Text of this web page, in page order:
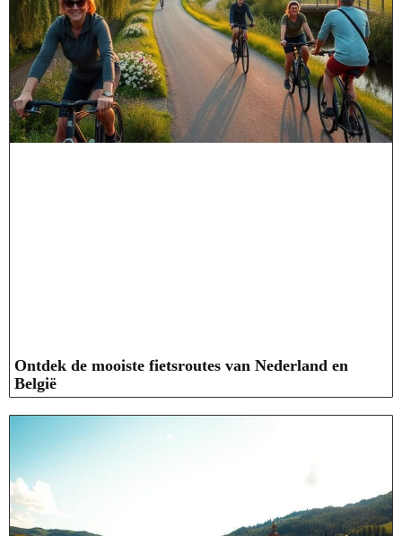
Ontdek de mooiste fietsroutes van Nederland en
België